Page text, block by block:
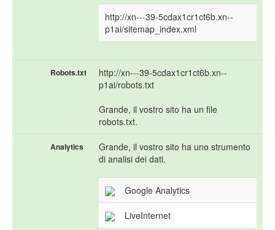
http://xn---39-5cdax1cr1ct6b.xn--
p1ai/sitemap_index.xml
Robots.txt
http://xn---39-5cdax1cr1ct6b.xn--
p1ai/robots.txt
Grande, il vostro sito ha un file
robots.txt.
Analytics
Grande, il vostro sito ha uno strumento
di analisi dei dati.
Google Analytics
LiveInternet